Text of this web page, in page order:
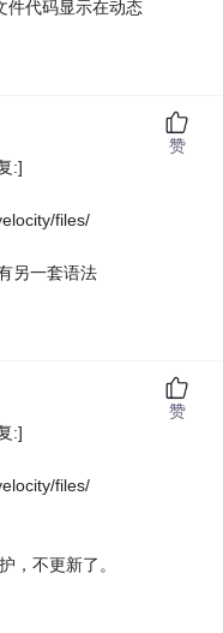
件代码显示在动态
:]
files/
另一套语法
赞
:]
files/
，不更新了。
赞